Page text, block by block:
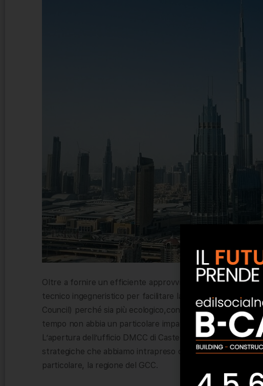
Oltre a fornire un efficiente approvvigionamento
tecnico ingegneristico per facilitare la transizione del
Council) perché sia più ecologico,con prodotti a basso
tempo non abbia un particolare impatto dal punto di vista
L’apertura dell’ufficio DMCC di Castel Gulf negli Emirati
strategiche che abbiamo intrapreso come Castel per
particolare, la regione del GCC.